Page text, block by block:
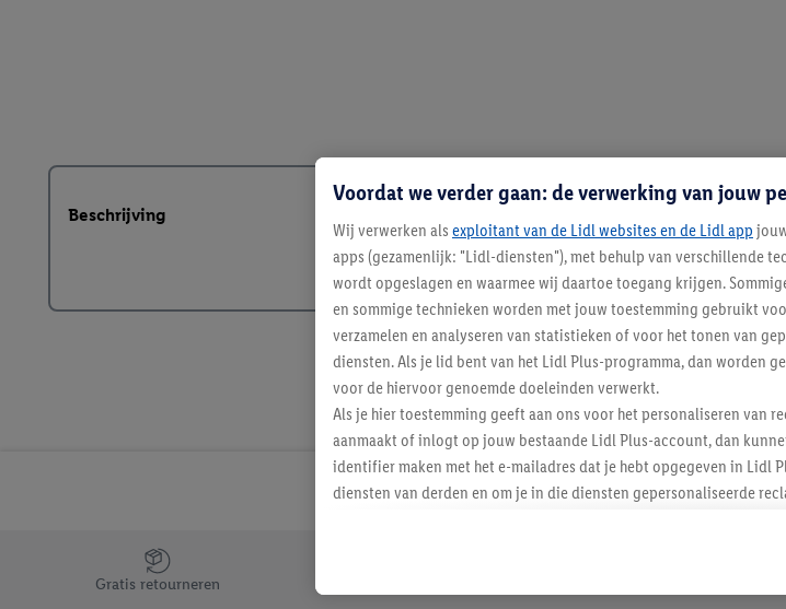
Beschrijving
Lidl
Jouw voordelen bij ons als Lidl webshop klant
Gratis retourneren
Voordat we verder gaan: de verwerking van jouw
Wij verwerken als exploitant van de Lidl websites en de Lidl app
apps (gezamenlijk: "Lidl-diensten"), met behulp van verschillende
wordt opgeslagen en waarmee wij daartoe toegang krijgen.
en sommige technieken worden met jouw toestemming gebruikt
verzamelen en analyseren van statistieken of voor het tonen van
diensten. Als je lid bent van het Lidl Plus-programma, dan worden
voor de hiervoor genoemde doeleinden verwerkt.
Als je hier toestemming geeft aan ons voor het personaliseren van
aanmaakt of inlogt op jouw bestaande Lidl Plus-account, dan
identifier maken met het e-mailadres dat je hebt opgegeven in Lidl
diensten van derden en om je in die diensten gepersonaliseerde
Als je hiervoor toestemming geeft, dan kunnen retargeting
eerder interesse hebt getoond (bijvoorbeeld door het product in